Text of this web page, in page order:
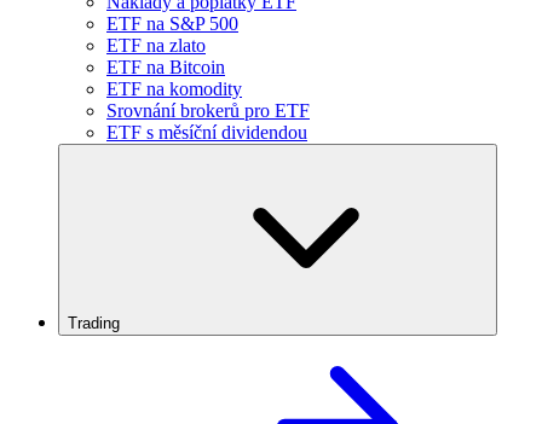
ETF na S&P 500
ETF na zlato
ETF na Bitcoin
ETF na komodity
Srovnání brokerů pro ETF
ETF s měsíční dividendou
Trading